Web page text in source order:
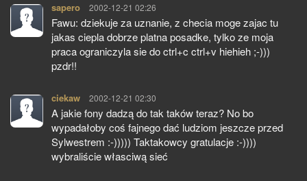
sapero pisze:
2002-12-21 02:26
Fawu: dziekuje za uznanie, z checia moge zajac tu
jakas ciepla dobrze platna posadke, tylko ze moja
praca ograniczyla sie do ctrl+c ctrl+v hiehieh ;-)))
pzdr!!
ciekaw pisze:
2002-12-21 02:30
A jakie fony dadzą do tak taków teraz? No bo
wypadałoby coś fajnego dać ludziom jeszcze przed
Sylwestrem :-))))) Taktakowcy gratulacje :-))))
wybraliście własciwą sieć